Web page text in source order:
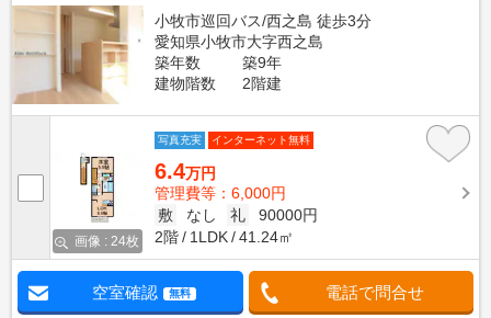
小牧市巡回バス/西之島 徒歩3分
愛知県小牧市大字西之島
築年数
築9年
建物階数
2階建
画像 : 24枚
写真充実 インターネット無料
6.4万円
管理費等：6,000円
敷
なし 礼
90000円
2階
1LDK 41.24㎡
空室確認 無料 電話で問合せ